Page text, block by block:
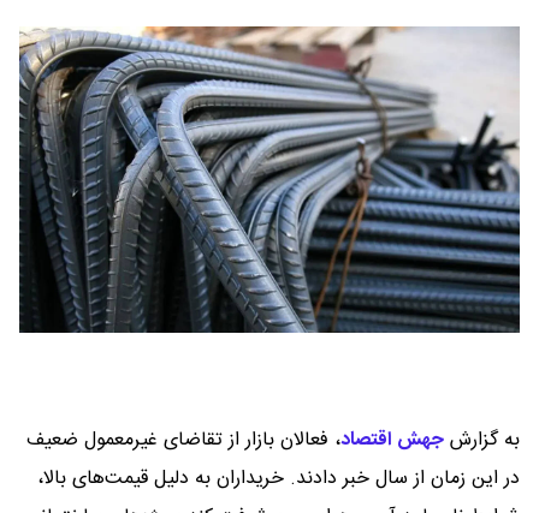
به گزارشجهش اقتصاد، فعالان بازار از تقاضای غیرمعمول ضعیف
در این زمان از سال خبر دادند. خریداران به دلیل قیمت‌های بالا،